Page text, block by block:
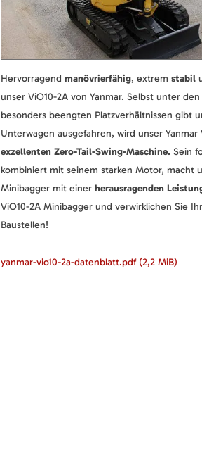
Hervorragend manövrierfähig, extrem stabil
unser ViO10-2A von Yanmar. Selbst unter
besonders beengten Platzverhältnissen gibt
Unterwagen ausgefahren, wird unser Yanmar
exzellenten Zero-Tail-Swing-Maschine. Sein
kombiniert mit seinem starken Motor, macht
Minibagger mit einer herausragenden
ViO10-2A Minibagger und verwirklichen Sie
Baustellen!
yanmar-vio10-2a-datenblatt.pdf (2,2 MiB)